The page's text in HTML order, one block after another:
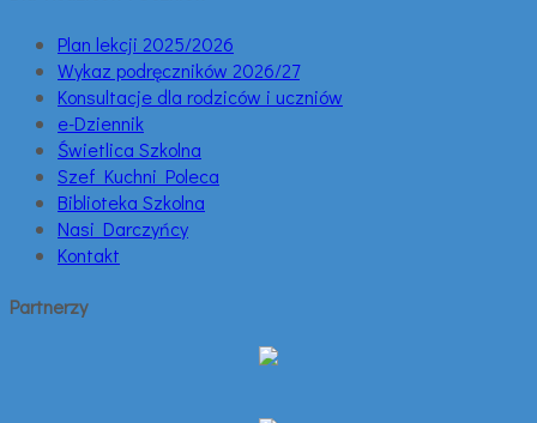
Plan lekcji 2025/2026
Wykaz podręczników 2026/27
Konsultacje dla rodziców i uczniów
e-Dziennik
Świetlica Szkolna
Szef Kuchni Poleca
Biblioteka Szkolna
Nasi Darczyńcy
Kontakt
Partnerzy